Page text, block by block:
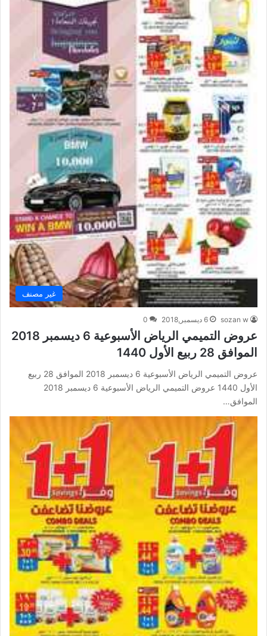
غير مصنف
sozan w 6 ديسمبر,2018 0
عروض التميمي الرياض الأسبوعية 6 ديسمبر 2018
الموافق 28 ربيع الأول 1440
عروض التميمي الرياض الأسبوعية 6 ديسمبر 2018 الموافق 28 ربيع
الأول 1440 عروض التميمي الرياض الأسبوعية 6 ديسمبر 2018
الموافق…